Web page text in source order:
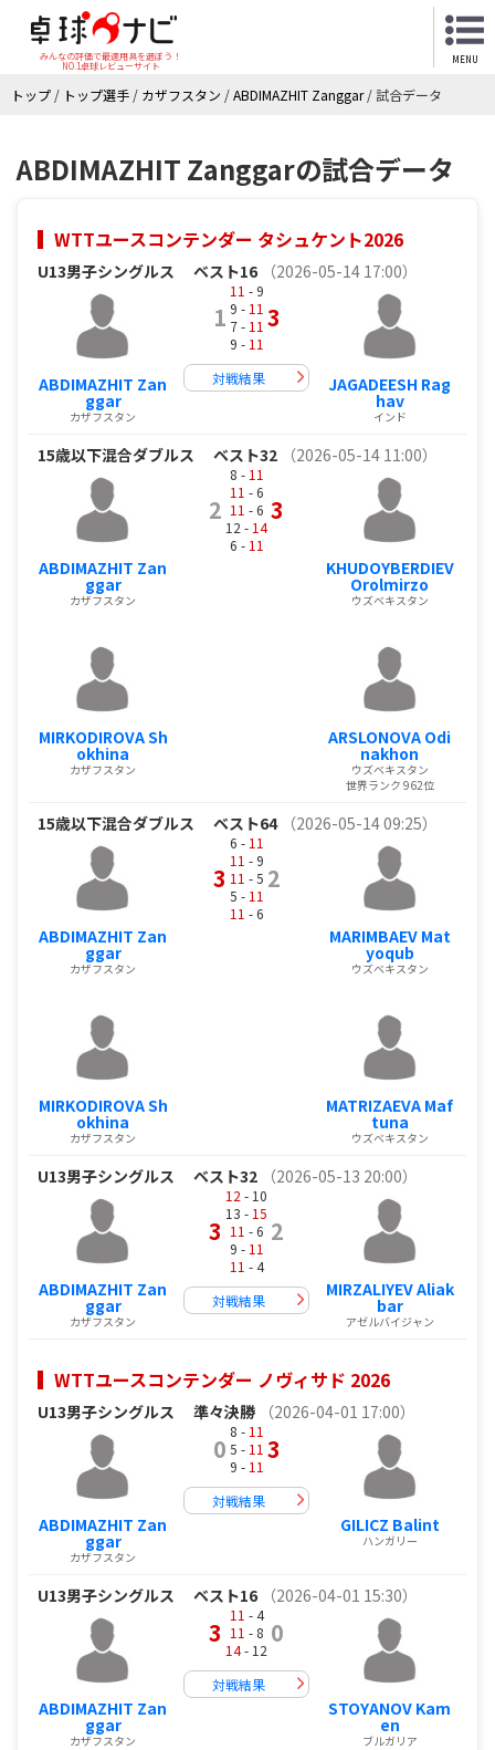
みんなの評価で最適用具を選ぼう！
NO.1卓球レビューサイト
MENU
トップ / トップ選手 / カザフスタン /ABDIMAZHIT Zanggar/試合データ
ABDIMAZHIT Zanggarの試合データ
WTTユースコンテンダー タシュケント2026
U13男子シングルス ベスト16 （2026-05-14 17:00）
ABDIMAZHIT Zan
ggar
カザフスタン
1
11 - 9
9 - 11
7 - 11
9 - 11
3
対戦結果 JAGADEESH Rag
hav
インド
15歳以下混合ダブルス ベスト32 （2026-05-14 11:00）
ABDIMAZHIT Zan
ggar
カザフスタン
MIRKODIROVA Sh
okhina
カザフスタン
2
8 - 11
11 - 6
11 - 6
12 - 14
6 - 11
3
KHUDOYBERDIEV
Orolmirzo
ウズベキスタン
ARSLONOVA Odi
nakhon
ウズベキスタン
世界ランク 962位
15歳以下混合ダブルス ベスト64 （2026-05-14 09:25）
ABDIMAZHIT Zan
ggar
カザフスタン
MIRKODIROVA Sh
okhina
カザフスタン
3
6 - 11
11 - 9
11 - 5
5 - 11
11 - 6
2
MARIMBAEV Mat
yoqub
ウズベキスタン
MATRIZAEVA Maf
tuna
ウズベキスタン
U13男子シングルス ベスト32 （2026-05-13 20:00）
ABDIMAZHIT Zan
ggar
カザフスタン
3
12 - 10
13 - 15
11 - 6
9 - 11
11 - 4
2
対戦結果
MIRZALIYEV Aliak
bar
アゼルバイジャン
WTTユースコンテンダー ノヴィサド 2026
U13男子シングルス 準々決勝 （2026-04-01 17:00）
ABDIMAZHIT Zan
ggar
カザフスタン
0
8 - 11
5 - 11
9 - 11
3
対戦結果
GILICZ Balint
ハンガリー
U13男子シングルス ベスト16 （2026-04-01 15:30）
ABDIMAZHIT Zan
ggar
カザフスタン
3
11 - 4
11 - 8
14- 12
0
対戦結果
STOYANOV Kam
en
ブルガリア